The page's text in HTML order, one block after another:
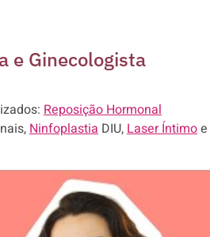
e Ginecologista
Reposição Hormonal
Ninfoplastia DIU,Laser Íntimoe